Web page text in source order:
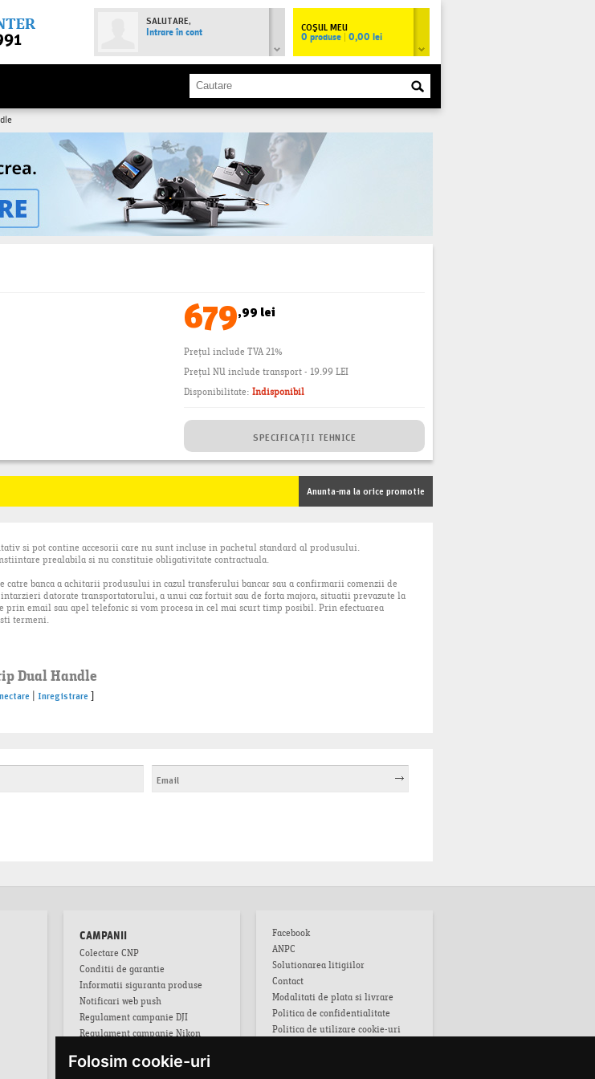
Folosim cookie-uri
COŞUL MEU
0 produse|0,00 lei
SALUTARE,
Intrare în cont
679,99 lei
Prețul include TVA 21%
Prețul NU include transport - 19.99 LEI
Disponibilitate:Indisponibil
SPECIFICAȚII TEHNICE
Anunta-ma la orice promotie
si pot contine accesorii care nu sunt incluse in pachetul standard al produsului.
prealabila si nu constituie obligativitate contractuala.
banca a achitarii produsului in cazul transferului bancar sau a confirmarii comenzii de
datorate transportatorului, a unui caz fortuit sau de forta majora, situatii prevazute la
email sau apel telefonic si vom procesa in cel mai scurt timp posibil. Prin efectuarea
termeni.
Dual Handle
| Inregistrare ]
CAMPANII
Colectare CNP
Conditii de garantie
Informatii siguranta produse
Notificari web push
Regulament campanie DJI
Regulament campanie Nikon
Regulament campanie Nikon Z8
Regulament campanie obiective Z
Facebook
ANPC
Solutionarea litigiilor
Contact
Modalitati de plata si livrare
Politica de confidentialitate
Politica de utilizare cookie-uri